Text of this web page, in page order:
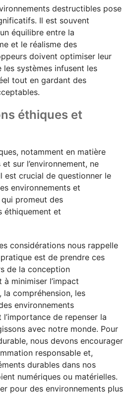
destructibles pose
Il est souvent
équilibre entre la
et le réalisme des
doivent optimiser leur
les systèmes infusent les
tout en gardant des
éthiques et
notamment en matière
sur l’environnement, ne
est crucial de questionner le
environnements et
qui promeut des
éthiquement et
considérations nous rappelle
est de prendre ces
de la conception
à minimiser l’impact
la compréhension, les
environnements
de repenser la
avec notre monde. Pour
nous devons encourager
responsable et,
durables dans nos
numériques ou matérielles.
pour des environnements plus